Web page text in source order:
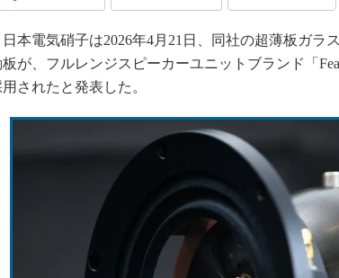
日本も
本電気硝子は2026年4月21日、同社の超薄板ガラ
が、フルレンジスピーカーユニットブランド「
されたと発表した。